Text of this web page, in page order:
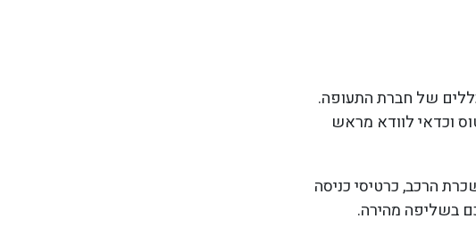
של חברת התעופה.
וכדאי לוודא מראש
הרכב, כרטיסי כניסה
בשליפה מהירה.